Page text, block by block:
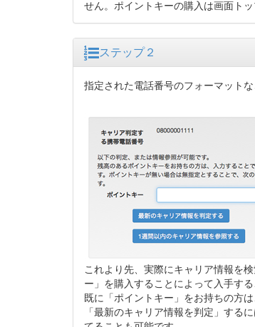
せん。ポイントキーの購入は画面ト
ステップ２
指定された電話番号のフォーマット
これより先、実際にキャリア情報を
ー」を購入することによって入手す
既に「ポイントキー」をお持ちの方
「最新のキャリア情報を判定」する